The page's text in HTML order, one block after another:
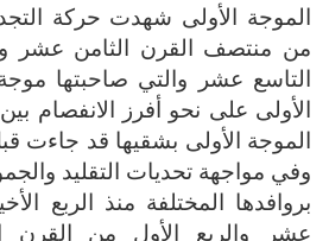
الموجة الأولى شهدت حركة
من منتصف القرن الثامن عشر
التاسع عشر والتي صاحبتها
الأولى على نحو أفرز الانفصام
الموجة الأولى بشقيها قد جاءت
وفي مواجهة تحديات التقليد
بروافدها المختلفة منذ الربع
عشر والربع الأول من